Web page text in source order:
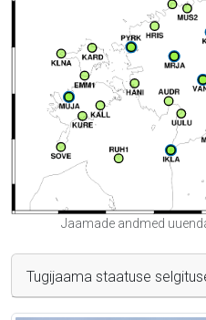
Jaamade andmed
Tugijaama staatuse